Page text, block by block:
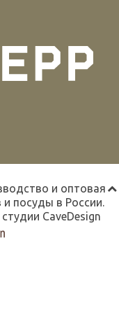
и оптовая
посуды в России.
CaveDesign